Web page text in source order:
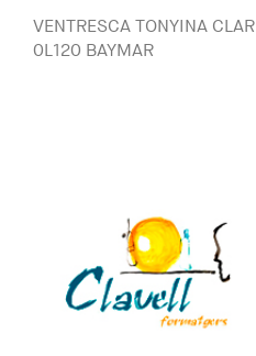
VENTRESCA TONYINA CLAR
0L120 BAYMAR